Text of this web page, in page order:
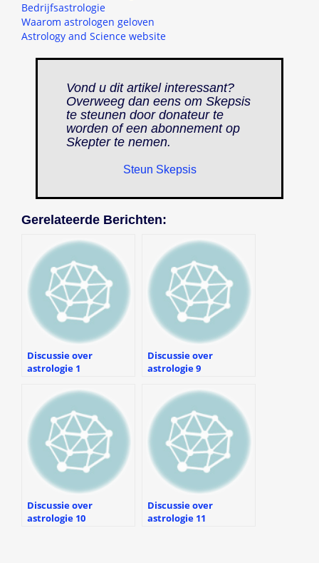
Bedrijfsastrologie
Waarom astrologen geloven
Astrology and Science website
Vond u dit artikel interessant?
Overweeg dan eens om Skepsis
te steunen door donateur te
worden of een abonnement op
Skepterte nemen.
Steun Skepsis
Gerelateerde Berichten:
Discussie over
astrologie 1
Discussie over
astrologie 9
Discussie over
astrologie 10
Discussie over
astrologie 11